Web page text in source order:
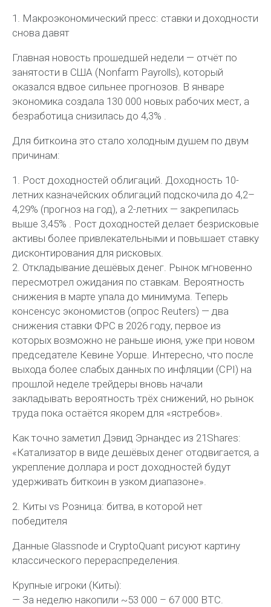
1. Макроэкономический пресс: ставки и доходности
снова давят
Главная новость прошедшей недели — отчёт по
занятости в США (Nonfarm Payrolls), который
оказался вдвое сильнее прогнозов. В январе
экономика создала 130 000 новых рабочих мест, а
безработица снизилась до 4,3% .
Для биткоина это стало холодным душем по двум
причинам:
1. Рост доходностей облигаций. Доходность 10-
летних казначейских облигаций подскочила до 4,2–
4,29% (прогноз на год), а 2-летних — закрепилась
выше 3,45% . Рост доходностей делает безрисковые
активы более привлекательными и повышает ставку
дисконтирования для рисковых.
2. Откладывание дешёвых денег. Рынок мгновенно
пересмотрел ожидания по ставкам. Вероятность
снижения в марте упала до минимума. Теперь
консенсус экономистов (опрос Reuters) — два
снижения ставки ФРС в 2026 году, первое из
которых возможно не раньше июня, уже при новом
председателе Кевине Уорше. Интересно, что после
выхода более слабых данных по инфляции (CPI) на
прошлой неделе трейдеры вновь начали
закладывать вероятность трёх снижений, но рынок
труда пока остаётся якорем для «ястребов».
Как точно заметил Дэвид Эрнандес из 21Shares:
«Катализатор в виде дешёвых денег отодвигается, а
укрепление доллара и рост доходностей будут
удерживать биткоин в узком диапазоне».
2. Киты vs Розница: битва, в которой нет
победителя
Данные Glassnode и CryptoQuant рисуют картину
классического перераспределения.
Крупные игроки (Киты):
— За неделю накопили ~53 000 – 67 000 BTC.